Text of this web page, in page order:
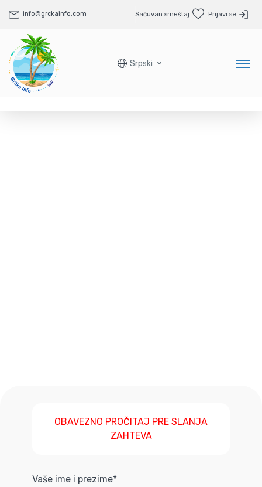
info@grckainfo.com Sačuvan smeštaj Prijavi se
Srpski
OBAVEZNO PROČITAJ PRE SLANJA
ZAHTEVA
Vaše ime i prezime*